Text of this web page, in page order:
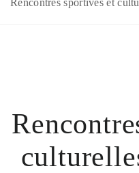
Rencontres sportives et